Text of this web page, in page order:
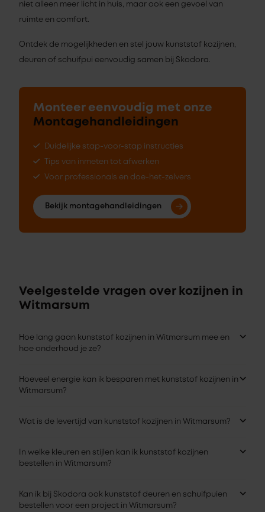
niet alleen meer licht in huis, maar ook een gevoel van
ruimte en comfort.
Ontdek de mogelijkheden en stel jouw kunststof kozijnen,
deuren of schuifpui eenvoudig samen bij Skodora.
Monteer eenvoudig met onze
Montagehandleidingen
Duidelijke stap-voor-stap instructies
Tips van inmeten tot afwerken
Voor professionals en doe-het-zelvers
Bekijk montagehandleidingen
Veelgestelde vragen over kozijnen in
Witmarsum
Hoe lang gaan kunststof kozijnen in Witmarsum mee en
hoe onderhoud je ze?
Hoeveel energie kan ik besparen met kunststof kozijnen in
Witmarsum?
Wat is de levertijd van kunststof kozijnen in Witmarsum?
In welke kleuren en stijlen kan ik kunststof kozijnen
bestellen in Witmarsum?
Kan ik bij Skodora ook kunststof deuren en schuifpuien
bestellen voor een project in Witmarsum?